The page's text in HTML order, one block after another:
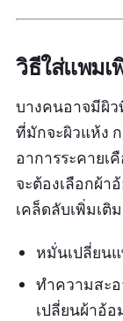
วิธีใส่แพมเ
บางคนอาจมีผิว
ที่มักจะผิวแห้ง
อาการระคายเ
จะต้องเลือกผ้า
เคล็ดลับเพิ่มเติ
หมั่นเปลี่ยน
ทำความสะ
เปลี่ยนผ้าอ้